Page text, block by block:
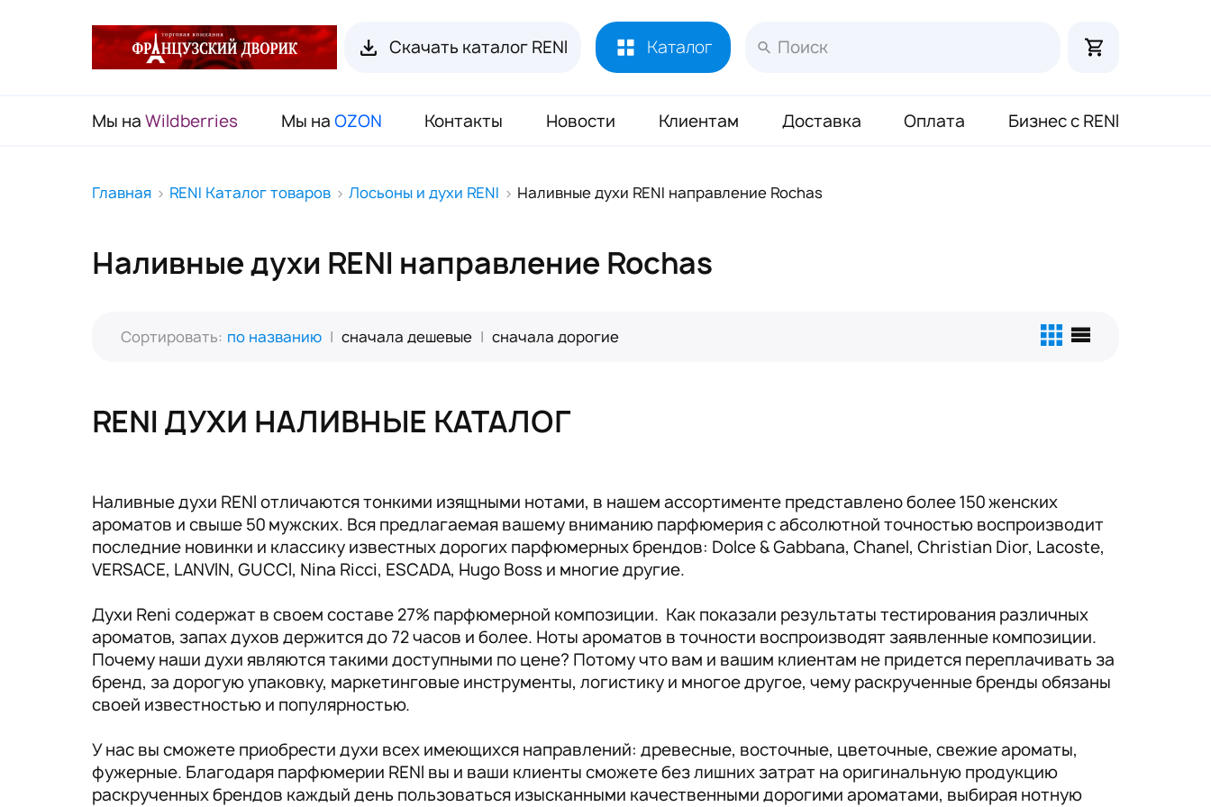
Скачать каталог RENI Каталог
Мы на Wildberries Мы на OZON Контакты Новости Клиентам Доставка Оплата Бизнес с RENI
RENI Каталог товаров
Органайзеры для пробников
(Подарочный чемодан)
Tовары для маркетплейсов
Парикмахерские и салоны красоты
Расходники и хозтовары.
Масло Reni 50 мл
133
Блоттеры для духов RENI
Аксессуары RENI
Главная RENI Каталог товаров Лосьоны и духи RENI Наливные духи RENI направление Rochas
Наливные духи RENI направление Rochas
Сортировать: по названию | сначала дешевые | сначала дорогие
RENI ДУХИ НАЛИВНЫЕ КАТАЛОГ
Наливные духи RENI отличаются тонкими изящными нотами, в нашем ассортименте представлено более 150 женских
ароматов и свыше 50 мужских. Вся предлагаемая вашему вниманию парфюмерия с абсолютной точностью воспроизводит
последние новинки и классику известных дорогих парфюмерных брендов: Dolce & Gabbana, Chanel, Christian Dior, Lacoste,
VERSACE, LANVIN, GUCCI, Nina Ricci, ESCADA, Hugo Boss и многие другие.
Духи Reni содержат в своем составе 27% парфюмерной композиции. Как показали результаты тестирования различных
ароматов, запах духов держится до 72 часов и более. Ноты ароматов в точности воспроизводят заявленные композиции.
Почему наши духи являются такими доступными по цене? Потому что вам и вашим клиентам не придется переплачивать за
бренд, за дорогую упаковку, маркетинговые инструменты, логистику и многое другое, чему раскрученные бренды обязаны
своей известностью и популярностью.
У нас вы сможете приобрести духи всех имеющихся направлений: древесные, восточные, цветочные, свежие ароматы,
фужерные. Благодаря парфюмерии RENI вы и ваши клиенты сможете без лишних затрат на оригинальную продукцию
раскрученных брендов каждый день пользоваться изысканными качественными дорогими ароматами, выбирая нотную